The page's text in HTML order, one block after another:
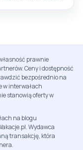
prawnie
Ceny i dostępność
bezpośrednio na
w interwałach
stanowią oferty w
na blogu
Wydawca
transakcję, która